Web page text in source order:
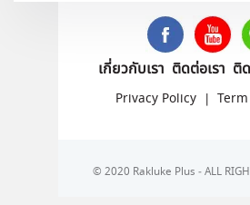
เกี่ยวกับเรา ติดต่อเรา ติ
Privacy Policy |
© 2020 Rakluke Plus - ALL